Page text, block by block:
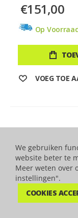
€151,00
Op
VOEG TOE
We gebruiken
website beter te
Meer weten over
instellingen".
COOKIES